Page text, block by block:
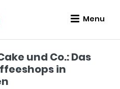
Menu
und Co.: Das
in